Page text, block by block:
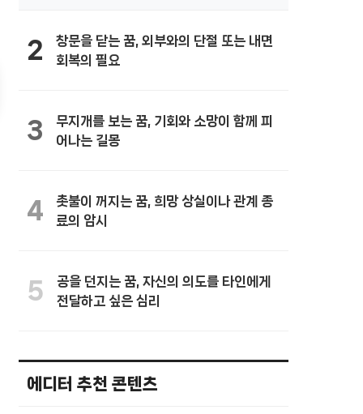
2
창문을 닫는 꿈, 외부와의 단절 또는 내면
회복의 필요
3
무지개를 보는 꿈, 기회와 소망이 함께 피
어나는 길몽
4
촛불이 꺼지는 꿈, 희망 상실이나 관계 종
료의 암시
5
공을 던지는 꿈, 자신의 의도를 타인에게
전달하고 싶은 심리
에디터 추천 콘텐츠